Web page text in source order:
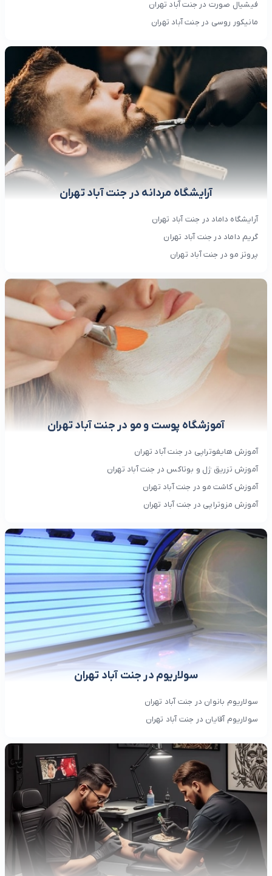
فیشیال صورت در جنت آباد تهران
مانیکور روسی در جنت آباد تهران
آرایشگاه مردانه در جنت آباد تهران
آرایشگاه داماد در جنت آباد تهران
گریم داماد در جنت آباد تهران
پروتز مو در جنت آباد تهران
آموزشگاه پوست و مو در جنت آباد تهران
آموزش هایفوتراپی در جنت آباد تهران
آموزش تزریق ژل و بوتاکس در جنت آباد تهران
آموزش کاشت مو در جنت آباد تهران
آموزش مزوتراپی در جنت آباد تهران
سولاریوم در جنت آباد تهران
سولاریوم بانوان در جنت آباد تهران
سولاریوم آقایان در جنت آباد تهران